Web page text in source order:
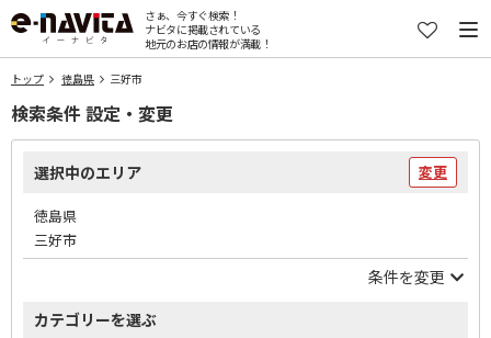
さぁ、今すぐ検索！
ナビタに掲載されている
地元のお店の情報が満載！
トップ 徳島県 三好市
検索条件 設定・変更
選択中のエリア 変更
徳島県
三好市
条件を変更
カテゴリーを選ぶ